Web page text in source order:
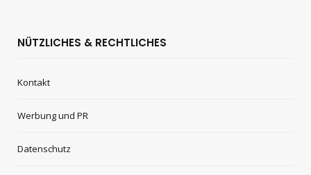
NÜTZLICHES & RECHTLICHES
Kontakt
Werbung und PR
Datenschutz